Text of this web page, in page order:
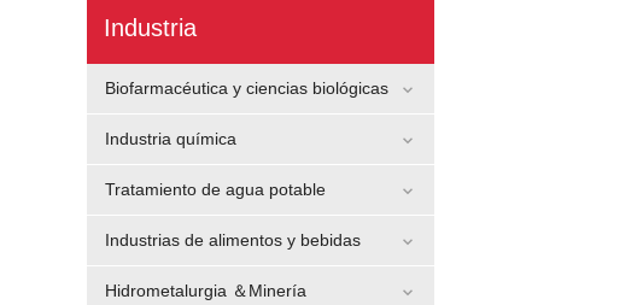
Industria
Biofarmacéutica y ciencias biológicas
Industria química
Tratamiento de agua potable
Industrias de alimentos y bebidas
Hidrometalurgia ＆Minería